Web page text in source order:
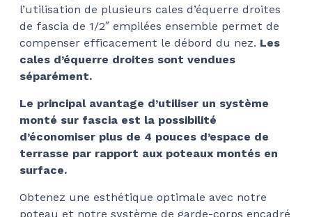
l’utilisation de plusieurs cales d’équerre droites
de fascia de 1/2″ empilées ensemble permet de
compenser efficacement le débord du nez. Les
cales d’équerre droites sont vendues
séparément.
Le principal avantage d’utiliser un système
monté sur fascia est la possibilité
d’économiser plus de 4 pouces d’espace de
terrasse par rapport aux poteaux montés en
surface.
Obtenez une esthétique optimale avec notre
poteau et notre système de garde-corps encadré